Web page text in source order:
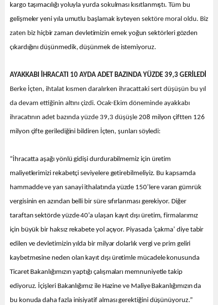
kargo taşımacılığı yoluyla yurda sokulması kısıtlanmıştı. Tüm bu
gelişmeler yeni yıla umutlu başlamak isyteyen sektöre moral oldu. Biz
zaten biz hiçbir zaman devletimizin emek yoğun sektörleri gözden
çıkardığını düşünmedik, düşünmek de istemiyoruz.
AYAKKABI İHRACATI 10 AYDA ADET BAZINDA YÜZDE 39,3 GERİLEDİ
Berke İçten, ihtalat kısmen daralırken ihracattaki sert düşüşün bu yıl
da devam ettiğinin altını çizdi. Ocak-Ekim döneminde ayakkabı
ihracatının adet bazında yüzde 39,3 düşüşle 208 milyon çiftten 126
milyon çifte gerilediğini bildiren İçten, şunları söyledi:
“İhracatta aşağı yönlü gidişi durdurabilmemiz için üretim
maliyetlerimizi rekabetçi seviyelere getirebilmeliyiz. Bu kapsamda
hammadde ve yan sanayi ithalatında yüzde 150’lere varan gümrük
vergisinin en azından belli bir süre sıfırlanması gerekiyor. Diğer
taraftan sektörde yüzde 40’a ulaşan kayıt dışı üretim, firmalarımız
için büyük bir haksız rekabete yol açıyor. Piyasada ‘çakma’ diye tabir
edilen ve devletimizin yılda bir milyar dolarlık vergi ve prim geliri
kaybetmesine neden olan kayıt dışı üretimle mücadele konusunda
Ticaret Bakanlığımızın yaptığı çalışmaları memnuniyetle takip
ediyoruz. İçişleri Bakanlığımız ile Hazine ve Maliye Bakanlığımızın da
bu konuda daha fazla inisiyatif alması gerektiğini düşünüyoruz.”